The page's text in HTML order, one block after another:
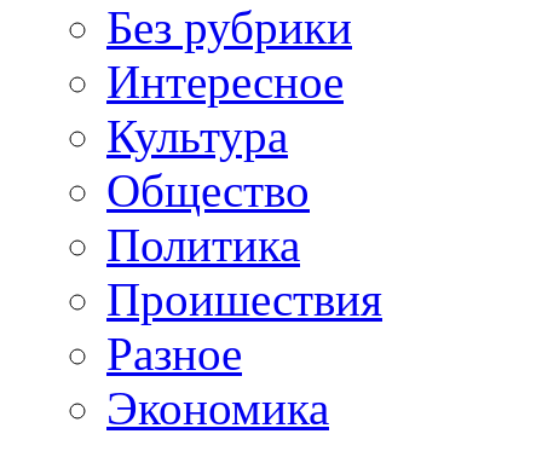
Без рубрики
Интересное
Культура
Общество
Политика
Проишествия
Разное
Экономика